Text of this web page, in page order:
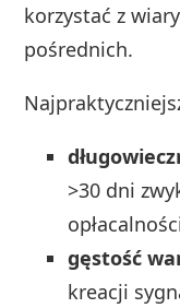
korzystać z
pośrednich.
>30 dni
gęstość
kreacji